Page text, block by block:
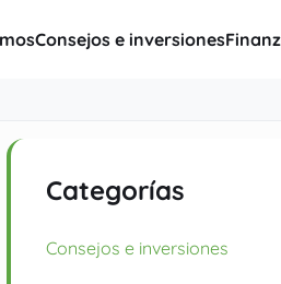
Consejos e inversiones
Categorías
Consejos e inversiones